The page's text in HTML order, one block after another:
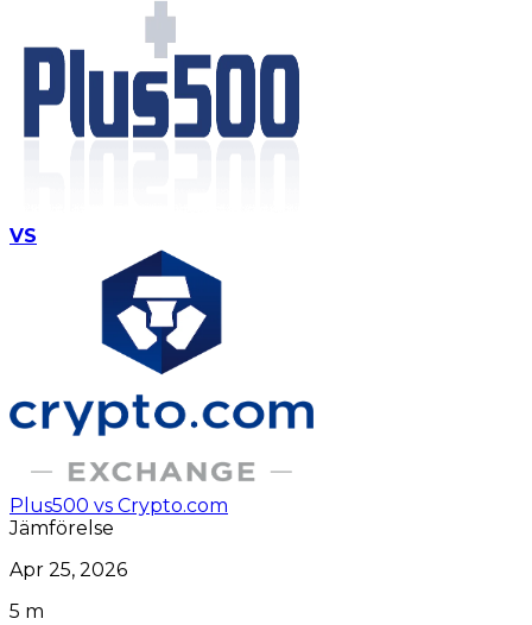
VS
Plus500 vs Crypto.com
Jämförelse
Apr 25, 2026
5 m